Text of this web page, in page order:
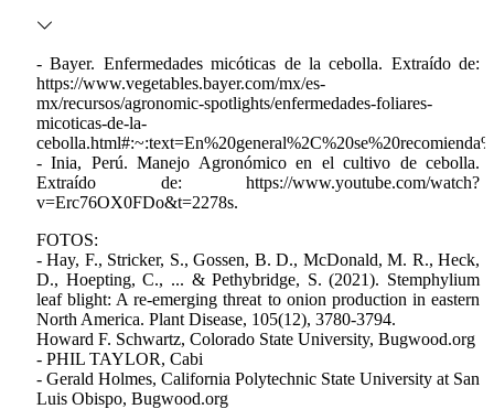
- Bayer. Enfermedades micóticas de la cebolla. Extraído de:
https://www.vegetables.bayer.com/mx/es-
mx/recursos/agronomic-spotlights/enfermedades-foliares-
micoticas-de-la-
- Inia, Perú. Manejo Agronómico en el cultivo de cebolla.
Extraído de: https://www.youtube.com/watch?
v=Erc76OX0FDo&t=2278s.
FOTOS:
- Hay, F., Stricker, S., Gossen, B. D., McDonald, M. R., Heck,
D., Hoepting, C., ... & Pethybridge, S. (2021). Stemphylium
leaf blight: A re-emerging threat to onion production in eastern
North America. Plant Disease, 105(12), 3780-3794.
Howard F. Schwartz, Colorado State University, Bugwood.org
- PHIL TAYLOR, Cabi
- Gerald Holmes, California Polytechnic State University at San
Luis Obispo, Bugwood.org